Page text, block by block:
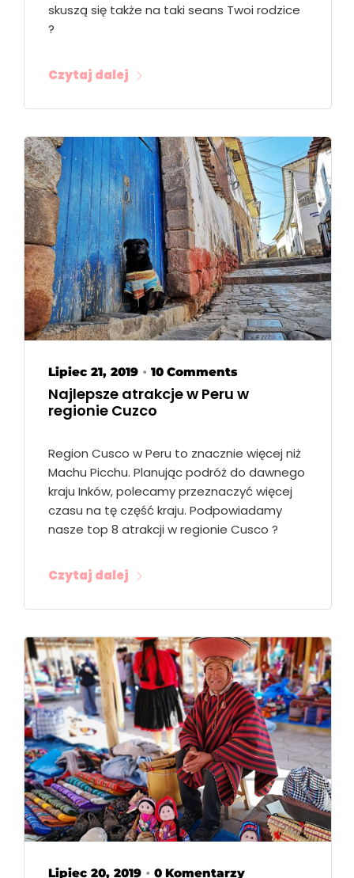
skuszą się także na taki seans Twoi rodzice
?
Czytaj dalej
Lipiec 21, 2019 • 10 Comments
Najlepsze atrakcje w Peru w
regionie Cuzco
Region Cusco w Peru to znacznie więcej niż
Machu Picchu. Planując podróż do dawnego
kraju Inków, polecamy przeznaczyć więcej
czasu na tę część kraju. Podpowiadamy
nasze top 8 atrakcji w regionie Cusco ?
Czytaj dalej
Lipiec 20, 2019 • 0 Komentarzy